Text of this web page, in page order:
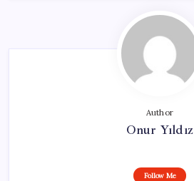
Author
Onur Yıldız
Follow Me